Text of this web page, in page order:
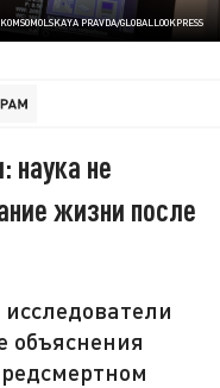
KOMSOMOLSKAYA PRAVDA/GLOBALLOOKPRESS
наука не
жизни после
объяснения